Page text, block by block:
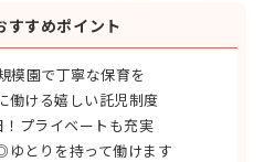
すすめポイント
模園で丁寧な保育を
働ける嬉しい託児制度
プライベートも充実
とりを持って働けます